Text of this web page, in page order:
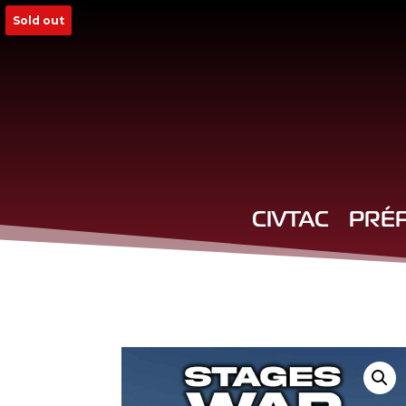
CIVTAC
Sold out